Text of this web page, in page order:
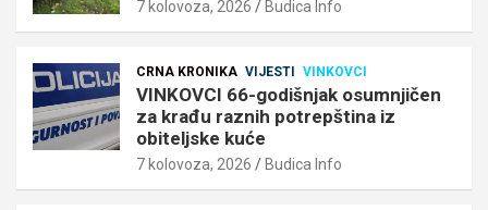
7 kolovoza, 2026 Budica Info
CRNA KRONIKA VIJESTI VINKOVCI
VINKOVCI 66-godišnjak osumnjičen
za krađu raznih potrepština iz
obiteljske kuće
7 kolovoza, 2026 Budica Info